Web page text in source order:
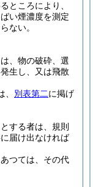
ところにより、
い煙濃度を測定
ない。
、物の破砕、選
生し、又は飛散
別表第二に掲げ
する者は、規則
届け出なければ
つては、その代